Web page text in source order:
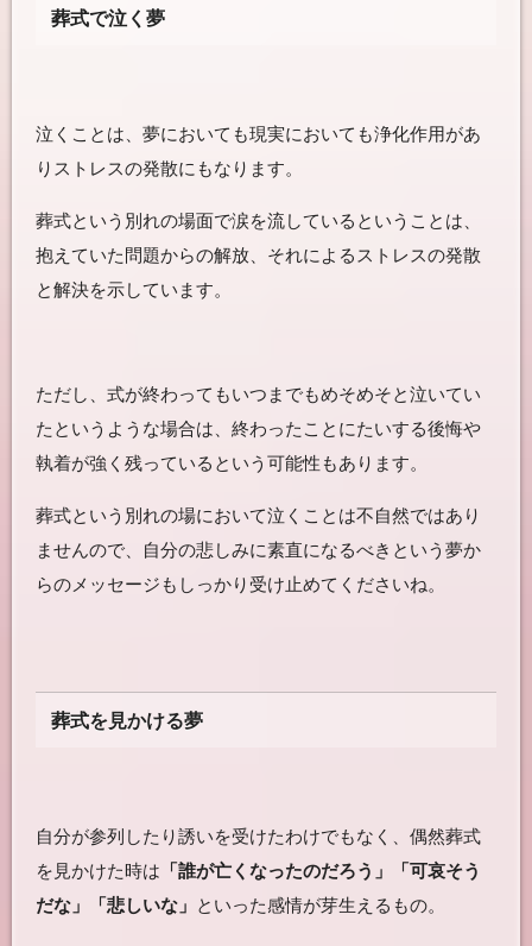
葬式で泣く夢
泣くことは、夢においても現実においても浄化作用があ
りストレスの発散にもなります。
葬式という別れの場面で涙を流しているということは、
抱えていた問題からの解放、それによるストレスの発散
と解決を示しています。
ただし、式が終わってもいつまでもめそめそと泣いてい
たというような場合は、終わったことにたいする後悔や
執着が強く残っているという可能性もあります。
葬式という別れの場において泣くことは不自然ではあり
ませんので、自分の悲しみに素直になるべきという夢か
らのメッセージもしっかり受け止めてくださいね。
葬式を見かける夢
自分が参列したり誘いを受けたわけでもなく、偶然葬式
を見かけた時は 「誰が亡くなったのだろう」「可哀そう
だな」「悲しいな」 といった感情が芽生えるもの。